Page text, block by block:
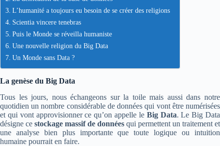
L’humanité a toujours eu besoin de se créer des religions
Scientia vincere tenebras
Puis le Monde se réveilla humaniste
Une nouvelle religion du Big Data
Un Monde sans Data ?
La genèse du Big Data
Tous les jours, nous échangeons sur la toile mais aussi dans notre
quotidien un nombre considérable de données qui vont être numérisées
et qui vont approvisionner ce qu’on appelle le Big Data. Le Big Data
désigne ce stockage massif de données qui permettent un traitement et
une analyse bien plus importante que toute logique ou intuition
humaine pourrait en faire.